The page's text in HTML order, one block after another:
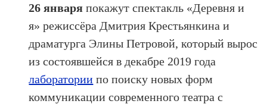
26 января покажут спектакль «Деревня и
я» режиссёра Дмитрия Крестьянкина и
драматурга Элины Петровой, который вырос
из состоявшейся в декабре 2019 года
лаборатории по поиску новых форм
коммуникации современного театра с